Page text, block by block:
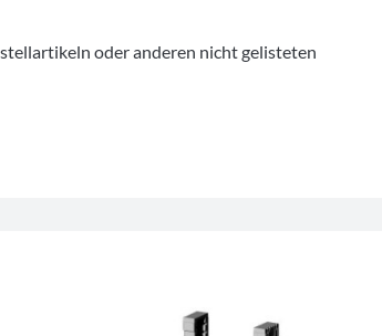
oder anderen nicht gelisteten